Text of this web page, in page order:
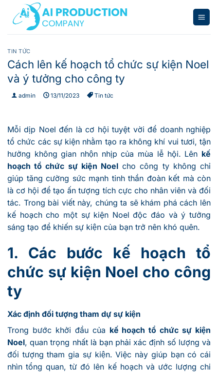
TIN TỨC
Cách lên kế hoạch tổ chức sự kiện Noel
và ý tưởng cho công ty
admin 13/11/2023 Tin tức
Mỗi dịp Noel đến là cơ hội tuyệt vời để doanh nghiệp
tổ chức các sự kiện nhằm tạo ra không khí vui tươi, tận
hưởng không gian nhộn nhịp của mùa lễ hội. Lên kế
hoạch tổ chức sự kiện Noel cho công ty không chỉ
giúp tăng cường sức mạnh tinh thần đoàn kết mà còn
là cơ hội để tạo ấn tượng tích cực cho nhân viên và đối
tác. Trong bài viết này, chúng ta sẽ khám phá cách lên
kế hoạch cho một sự kiện Noel độc đáo và ý tưởng
sáng tạo để khiến sự kiện của bạn trở nên khó quên.
1. Các bước kế hoạch tổ
chức sự kiện Noel cho công
ty
Xác định đối tượng tham dự sự kiện
Trong bước khởi đầu của kế hoạch tổ chức sự kiện
Noel, quan trọng nhất là bạn phải xác định số lượng và
đối tượng tham gia sự kiện. Việc này giúp bạn có cái
nhìn tổng quan, từ đó lên kế hoạch và ước lượng chi